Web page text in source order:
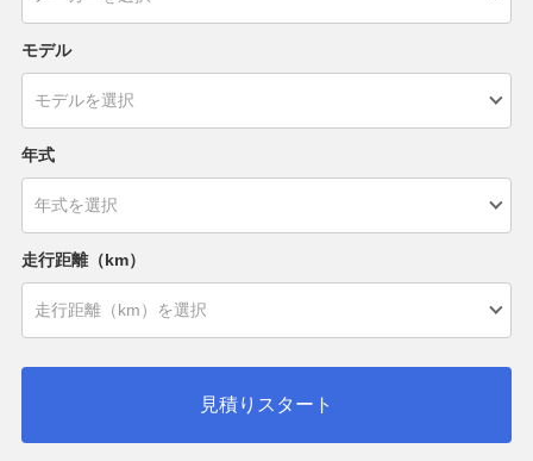
モデル
年式
走行距離（km）
見積りスタート